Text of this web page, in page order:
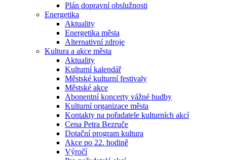
Plán dopravní obslužnosti
Energetika
Aktuality
Energetika města
Alternativní zdroje
Kultura a akce města
Aktuality
Kulturní kalendář
Městské kulturní festivaly
Městské akce
Abonentní koncerty vážné hudby
Kulturní organizace města
Kontakty na pořadatele kulturních akcí
Cena Petra Bezruče
Dotační program kultura
Akce po 22. hodině
Výročí